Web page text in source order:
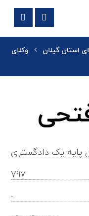
استان گیلان
وکلای
پایه یک دادگستری
797
-